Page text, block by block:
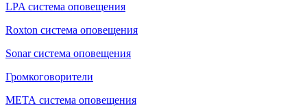
LPA система оповещения
Roxton система оповещения
Sonar система оповещения
Громкоговорители
МЕТА система оповещения